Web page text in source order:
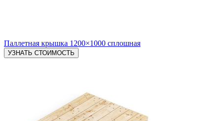
Паллетная крышка 1200×1000 сплошная